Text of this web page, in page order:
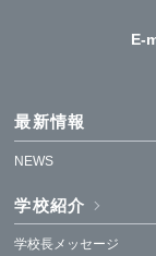
E-
最新情報
NEWS
学校紹介
学校長メッセージ